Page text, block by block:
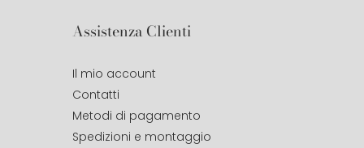
Assistenza Clienti
Il mio account
Contatti
Metodi di pagamento
Spedizioni e montaggio